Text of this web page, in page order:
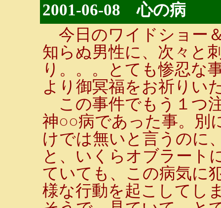
2001-06-08 心の病
今日のワイドショー
知らぬ男性に、次々と
り。。。とても惨忍な
より御冥福をお祈りい
この事件でもう１つ
神○○病であった事。別
けでは無いと言うのに
と、いくらオブラート
ていても、この病気に
様な行動を起こしてし